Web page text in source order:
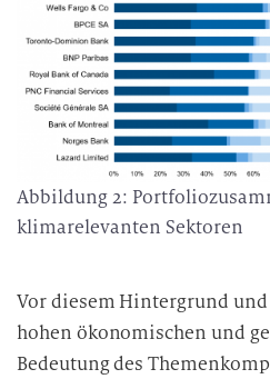
Abbildung 2:
klimarelevanten Sektoren
Vor diesem Hintergrund
hohen ökonomischen und
Bedeutung des